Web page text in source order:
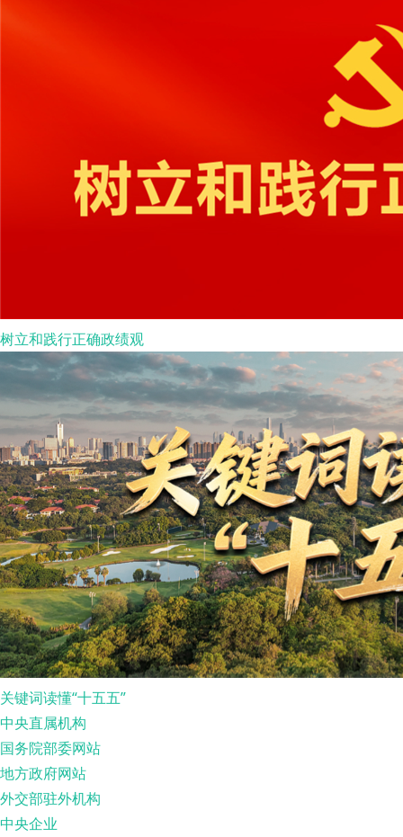
树立和践行正确政绩观
关键词读懂“十五五”
中央直属机构
国务院部委网站
地方政府网站
外交部驻外机构
中央企业